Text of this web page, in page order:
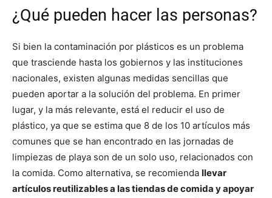
¿Qué pueden hacer las personas?
Si bien la contaminación por plásticos es un problema
que trasciende hasta los gobiernos y las instituciones
nacionales, existen algunas medidas sencillas que
pueden aportar a la solución del problema. En primer
lugar, y la más relevante, está el reducir el uso de
plástico, ya que se estima que 8 de los 10 artículos más
comunes que se han encontrado en las jornadas de
limpiezas de playa son de un solo uso, relacionados con
la comida. Como alternativa, se recomienda llevar
artículos reutilizables a las tiendas de comida y apoyar